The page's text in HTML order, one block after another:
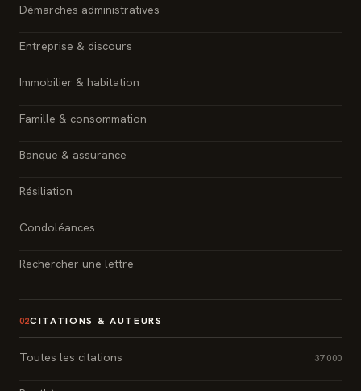
Démarches administratives
Entreprise & discours
Immobilier & habitation
Famille & consommation
Banque & assurance
Résiliation
Condoléances
Rechercher une lettre
02CITATIONS & AUTEURS
Toutes les citations 37 000